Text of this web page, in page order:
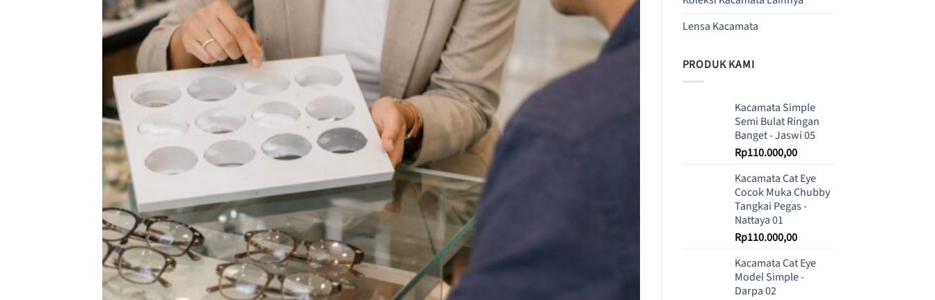
Lensa Kacamata
PRODUK KAMI
Kacamata Simple
Semi Bulat Ringan
Banget - Jaswi 05
Rp110.000,00
Kacamata Cat Eye
Cocok Muka Chubby
Tangkai Pegas -
Nattaya 01
Rp110.000,00
Kacamata Cat Eye
Model Simple -
Darpa 02